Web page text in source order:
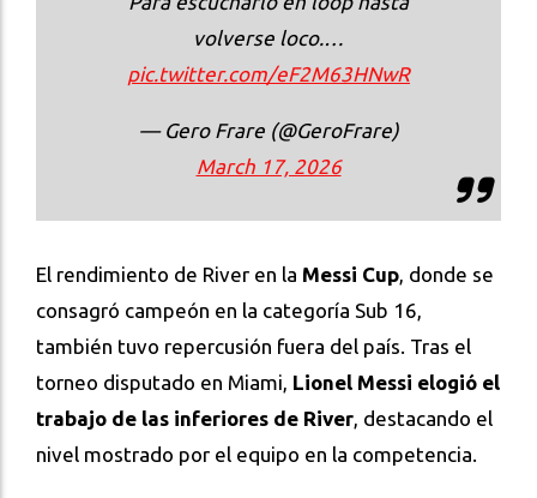
volverse loco.…
pic.twitter.com/eF2M63HNwR
— Gero Frare (@GeroFrare)
March 17, 2026
El rendimiento de River en la Messi Cup, donde se
consagró campeón en la categoría Sub 16,
también tuvo repercusión fuera del país. Tras el
torneo disputado en Miami, Lionel Messi elogió el
trabajo de las inferiores de River, destacando el
nivel mostrado por el equipo en la competencia.